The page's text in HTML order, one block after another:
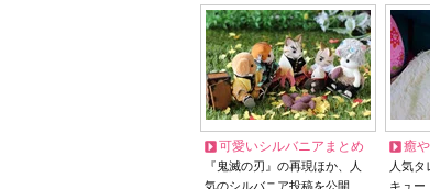
可愛いシルバニアまとめ
『鬼滅の刃』の再現ほか、人
気のシルバニア投稿を公開
癒
人気
キュー